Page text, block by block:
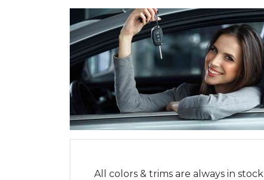
All colors & trims are always in stock